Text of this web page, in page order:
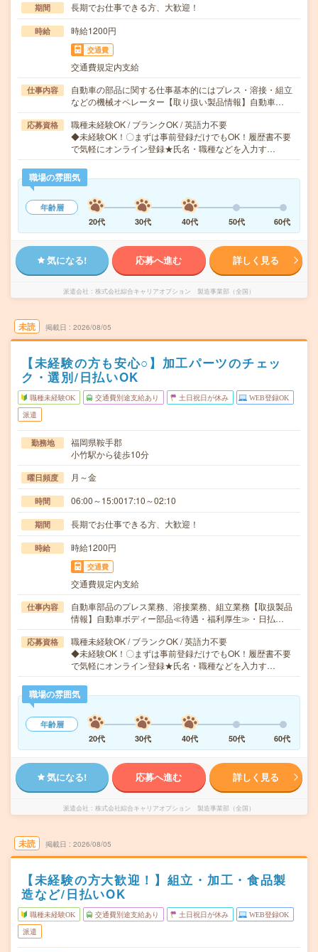
期間 長期でお仕事できる方、大歓迎！
時給 時給1200円
交通費
交通費規定内支給
仕事内容
自動車の部品に関する仕事基本的にはプレス・溶接・組立
などの機械オペレーター【取り扱い製品情報】自動車…
応募資格
職種未経験OK / ブランクOK / 英語力不要
◆未経験OK！〇まずは事前登録だけでもOK！履歴書不要
で気軽にオンライン登録★氏名・職種などを入力す…
職場の雰囲気
年齢層
20代
30代 40代 50代 60代
気になる! 応募へ進む 詳しく見る
派遣会社 株式会社綜合キャリアオプション 製造事業部（全国）
未読 掲載日 2026/08/05
【未経験の方も安心○】加工パーツのチェッ
ク・選別/日払いOK
職種未経験OK 交通費別途支給あり 土日祝日が休み WEB登録OK
派遣
勤務地
福岡県鞍手郡
小竹駅から徒歩10分
曜日頻度 月～金
時間 06:00～15:0017:10～02:10
期間 長期でお仕事できる方、大歓迎！
時給 時給1200円
交通費
交通費規定内支給
仕事内容
自動車部品のプレス業務、溶接業務、組立業務【取扱製品
情報】自動車ボディー部品≪待遇・福利厚生≫・日払…
応募資格
職種未経験OK / ブランクOK / 英語力不要
◆未経験OK！〇まずは事前登録だけでもOK！履歴書不要
で気軽にオンライン登録★氏名・職種などを入力す…
職場の雰囲気
年齢層
20代
30代 40代 50代 60代
気になる! 応募へ進む 詳しく見る
派遣会社 株式会社綜合キャリアオプション 製造事業部（全国）
未読 掲載日 2026/08/05
【未経験の方大歓迎！】組立・加工・食品製
造など/日払いOK
職種未経験OK 交通費別途支給あり 土日祝日が休み WEB登録OK
派遣